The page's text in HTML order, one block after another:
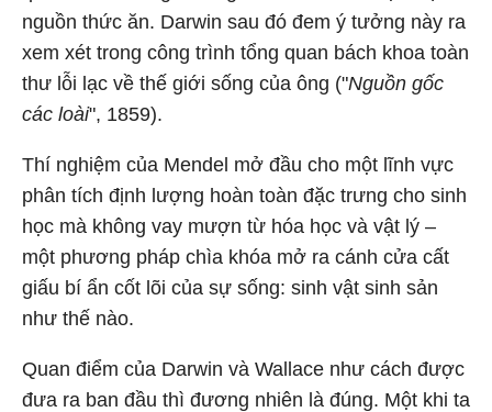
nguồn thức ăn. Darwin sau đó đem ý tưởng này ra
xem xét trong công trình tổng quan bách khoa toàn
thư lỗi lạc về thế giới sống của ông ("Nguồn gốc
các loài", 1859).
Thí nghiệm của Mendel mở đầu cho một lĩnh vực
phân tích định lượng hoàn toàn đặc trưng cho sinh
học mà không vay mượn từ hóa học và vật lý –
một phương pháp chìa khóa mở ra cánh cửa cất
giấu bí ẩn cốt lõi của sự sống: sinh vật sinh sản
như thế nào.
Quan điểm của Darwin và Wallace như cách được
đưa ra ban đầu thì đương nhiên là đúng. Một khi ta